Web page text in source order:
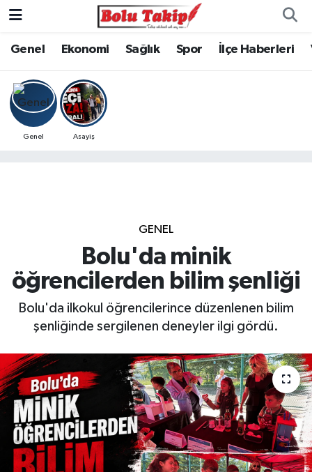
Genel Ekonomi Sağlık Spor İlçe Haberleri
Genel Asayiş
GENEL
Bolu'da minik
öğrencilerden bilim şenliği
Bolu'da ilkokul öğrencilerince düzenlenen bilim
şenliğinde sergilenen deneyler ilgi gördü.